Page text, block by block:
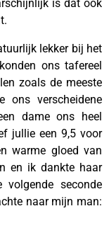
is dat ook
lekker bij het
ons tafereel
zoals de meeste
ons verscheidene
dame ons heel
jullie een 9,5 voor
warme gloed van
en ik dankte haar
seconde
naar mijn man: